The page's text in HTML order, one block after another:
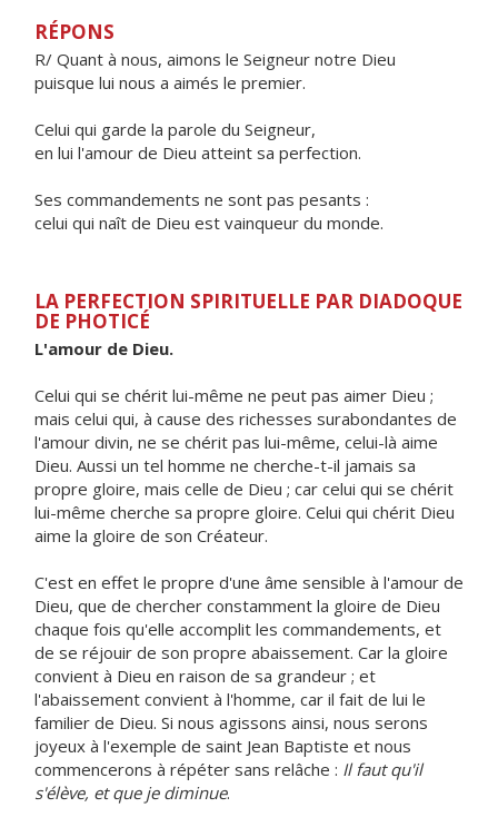
RÉPONS
R/ Quant à nous, aimons le Seigneur notre Dieu
puisque lui nous a aimés le premier.
Celui qui garde la parole du Seigneur,
en lui l'amour de Dieu atteint sa perfection.
Ses commandements ne sont pas pesants :
celui qui naît de Dieu est vainqueur du monde.
LA PERFECTION SPIRITUELLE PAR DIADOQUE
DE PHOTICÉ
L'amour de Dieu.
Celui qui se chérit lui-même ne peut pas aimer Dieu ;
mais celui qui, à cause des richesses surabondantes de
l'amour divin, ne se chérit pas lui-même, celui-là aime
Dieu. Aussi un tel homme ne cherche-t-il jamais sa
propre gloire, mais celle de Dieu ; car celui qui se chérit
lui-même cherche sa propre gloire. Celui qui chérit Dieu
aime la gloire de son Créateur.
C'est en effet le propre d'une âme sensible à l'amour de
Dieu, que de chercher constamment la gloire de Dieu
chaque fois qu'elle accomplit les commandements, et
de se réjouir de son propre abaissement. Car la gloire
convient à Dieu en raison de sa grandeur ; et
l'abaissement convient à l'homme, car il fait de lui le
familier de Dieu. Si nous agissons ainsi, nous serons
joyeux à l'exemple de saint Jean Baptiste et nous
commencerons à répéter sans relâche : Il faut qu'il
s'élève, et que je diminue.